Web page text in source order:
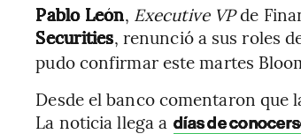
Pablo León, Executive VPde
Securities, renunció a sus roles
pudo confirmar este martes
Desde el banco comentaron que
La noticia llega a días de